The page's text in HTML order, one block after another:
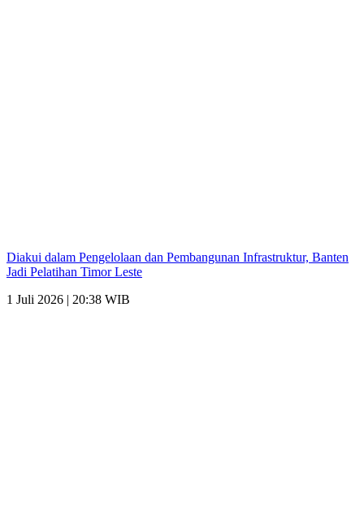
Diakui dalam Pengelolaan dan Pembangunan Infrastruktur, Banten
Jadi Pelatihan Timor Leste
1 Juli 2026 | 20:38 WIB